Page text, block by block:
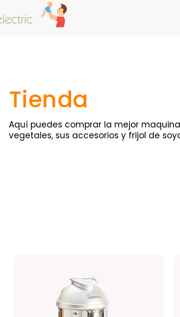
Tienda
Aquí puedes comprar la mejor
vegetales, sus accesorios y frijol de